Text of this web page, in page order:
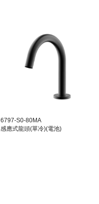
6797-S0-80MA
感應式龍頭(單冷)(電池)